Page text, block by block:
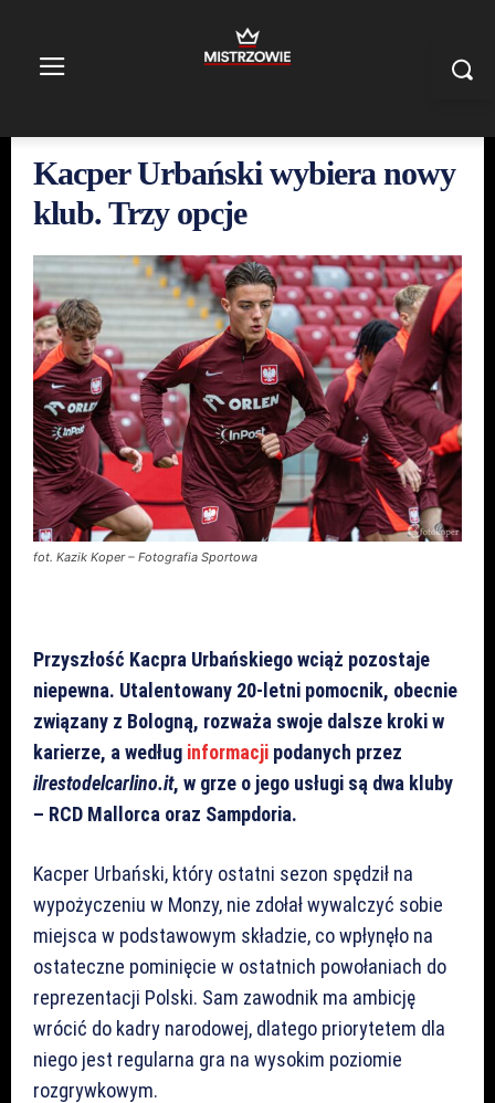
Kacper Urbański wybiera nowy
klub. Trzy opcje
fot. Kazik Koper – Fotografia Sportowa
Przyszłość Kacpra Urbańskiego wciąż pozostaje
niepewna. Utalentowany 20-letni pomocnik, obecnie
związany z Bologną, rozważa swoje dalsze kroki w
karierze, a według informacji podanych przez
ilrestodelcarlino.it, w grze o jego usługi są dwa kluby
– RCD Mallorca oraz Sampdoria.
Kacper Urbański, który ostatni sezon spędził na
wypożyczeniu w Monzy, nie zdołał wywalczyć sobie
miejsca w podstawowym składzie, co wpłynęło na
ostateczne pominięcie w ostatnich powołaniach do
reprezentacji Polski. Sam zawodnik ma ambicję
wrócić do kadry narodowej, dlatego priorytetem dla
niego jest regularna gra na wysokim poziomie
rozgrywkowym.